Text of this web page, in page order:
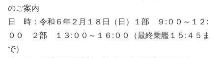
のご案内
日 時：令和６年２月１８日（日）１部 ９:００～１２:
００ ２部 １３:００～１６:００（最終乗艦１５:４５ま
で）